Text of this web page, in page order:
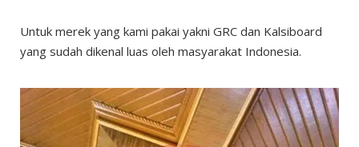
Untuk merek yang kami pakai yakni GRC dan Kalsiboard
yang sudah dikenal luas oleh masyarakat Indonesia.